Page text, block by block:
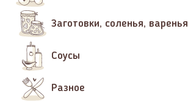
Заготовки, соленья, варенья
Соусы
Разное